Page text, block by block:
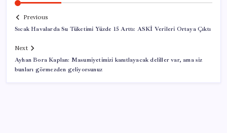
Previous
Sıcak Havalarda Su Tüketimi Yüzde 15 Arttı: ASKİ Verileri Ortaya Çıktı
Next
Ayhan Bora Kaplan: Masumiyetimizi kanıtlayacak deliller var, ama siz
bunları görmezden geliyorsunuz